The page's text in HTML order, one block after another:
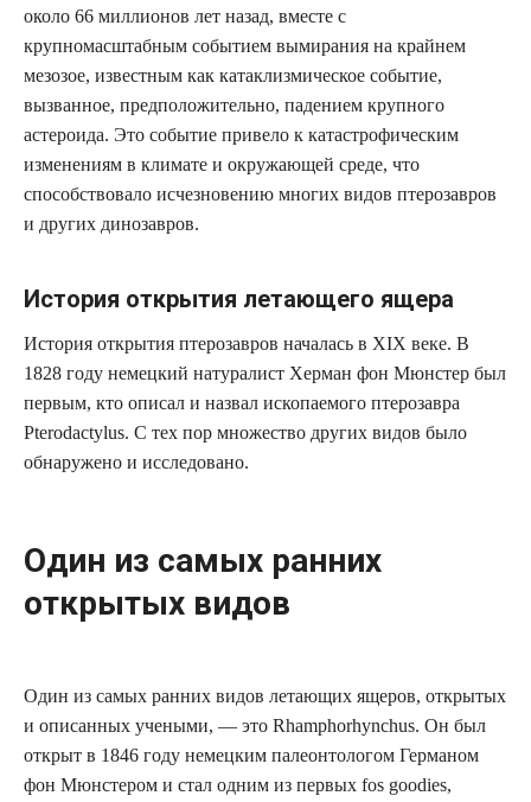
около 66 миллионов лет назад, вместе с
крупномасштабным событием вымирания на крайнем
мезозое, известным как катаклизмическое событие,
вызванное, предположительно, падением крупного
астероида. Это событие привело к катастрофическим
изменениям в климате и окружающей среде, что
способствовало исчезновению многих видов птерозавров
и других динозавров.
История открытия летающего ящера
История открытия птерозавров началась в XIX веке. В
1828 году немецкий натуралист Херман фон Мюнстер был
первым, кто описал и назвал ископаемого птерозавра
Pterodactylus. С тех пор множество других видов было
обнаружено и исследовано.
Один из самых ранних
открытых видов
Один из самых ранних видов летающих ящеров, открытых
и описанных учеными, — это Rhamphorhynchus. Он был
открыт в 1846 году немецким палеонтологом Германом
фон Мюнстером и стал одним из первых fos goodies,